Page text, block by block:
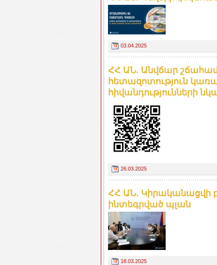
03.04.2025
ՀՀ ԱՆ. Անվճար
հետազոտություն
հիվանդությունների
26.03.2025
ՀՀ ԱՆ. Կիրականացվի
ինտեգրված պլան
18.03.2025